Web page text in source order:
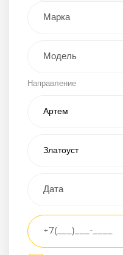
Направление
Транспортное